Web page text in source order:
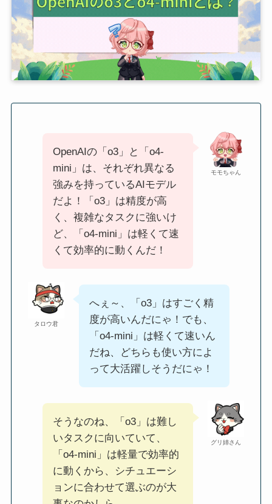
モモちゃん
OpenAIの「o3」と「o4-
mini」は、それぞれ異なる
強みを持っているAIモデル
だよ！「o3」は精度が高
く、複雑なタスクに強いけ
ど、「o4-mini」は軽くて速
くて効率的に動くんだ！
タロウ君
へぇ～、「o3」はすごく精
度が高いんだにゃ！でも、
「o4-mini」は軽くて速いん
だね、どちらも使い方によ
って大活躍しそうだにゃ！
グリ姉さん
そうなのね、「o3」は難し
いタスクに向いていて、
「o4-mini」は軽量で効率的
に動くから、シチュエーシ
ョンに合わせて選ぶのが大